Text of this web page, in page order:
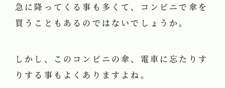
急に降ってくる事も多くて、コンビニで傘を
買うこともあるのではないでしょうか。
しかし、このコンビニの傘、電車に忘たりす
りする事もよくありますよね。